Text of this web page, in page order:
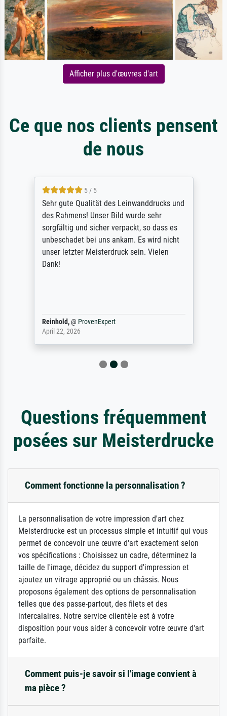
Afficher plus d'œuvres d'art
Ce que nos clients pensent
de nous
5 / 5
Sehr gute Qualität des Leinwanddrucks und
des Rahmens! Unser Bild wurde sehr
sorgfältig und sicher verpackt, so dass es
unbeschadet bei uns ankam. Es wird nicht
unser letzter Meisterdruck sein. Vielen
Dank!
Reinhold,@ ProvenExpert
April 22, 2026
Questions fréquemment
posées sur Meisterdrucke
Comment fonctionne la personnalisation ?
La personnalisation de votre impression d'art chez
Meisterdrucke est un processus simple et intuitif qui vous
permet de concevoir une œuvre d'art exactement selon
vos spécifications : Choisissez un cadre, déterminez la
taille de l'image, décidez du support d'impression et
ajoutez un vitrage approprié ou un châssis. Nous
proposons également des options de personnalisation
telles que des passe-partout, des filets et des
intercalaires. Notre service clientèle est à votre
disposition pour vous aider à concevoir votre œuvre d'art
parfaite.
Comment puis-je savoir si l'image convient à
ma pièce ?